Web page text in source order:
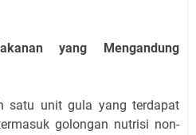
yang Mengandung
satu unit gula yang terdapat
golongan nutrisi non-